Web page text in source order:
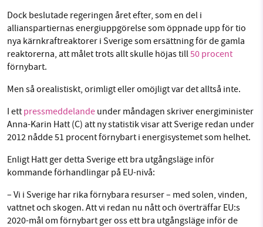
Dock beslutade regeringen året efter, som en del i
allianspartiernas energiuppgörelse som öppnade upp för tio
nya kärnkraftreaktorer i Sverige som ersättning för de gamla
reaktorerna, att målet trots allt skulle höjas till50 procent
förnybart.
Men så orealistiskt, orimligt eller omöjligt var det alltså inte.
I ett pressmeddelande under måndagen skriver energiminister
Anna-Karin Hatt (C) att ny statistik visar att Sverige redan under
2012 nådde 51 procent förnybart i energisystemet som helhet.
Enligt Hatt ger detta Sverige ett bra utgångsläge inför
kommande förhandlingar på EU-nivå:
– Vi i Sverige har rika förnybara resurser – med solen, vinden,
vattnet och skogen. Att vi redan nu nått och överträffar EU:s
2020-mål om förnybart ger oss ett bra utgångsläge inför de